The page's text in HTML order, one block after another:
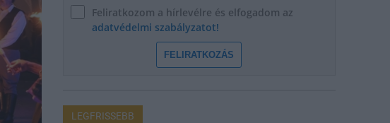
Feliratkozom a hírlevélre és elfogadom az
adatvédelmi szabályzatot!
FELIRATKOZÁS
LEGFRISSEBB